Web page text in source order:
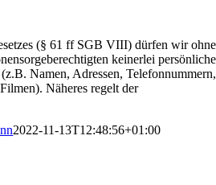
(§ 61 ff SGB VIII)dürfen wir ohne
rechtigten keinerlei persönliche
Namen, Adressen, Telefonnummern,
Näheres regelt der
2022-11-13T12:48:56+01:00